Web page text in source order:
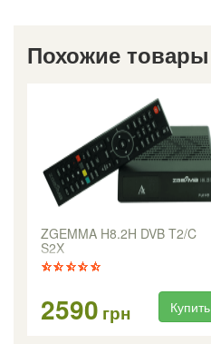
Похожие товары
ZGEMMA H8.2H DVB T2/C
S2X
2590 грн Купить